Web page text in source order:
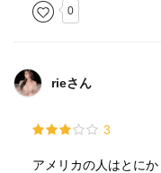
ーヨークで、夢の実
ァッションコンサル
ァッションと経営の
起業。日米にて意匠
発、グローバル展開
0
rieさん
3
アメリカの人はとに